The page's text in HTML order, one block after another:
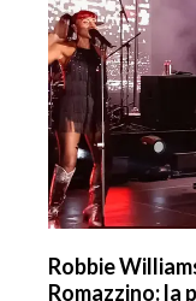
Robbie
Romazzino: la